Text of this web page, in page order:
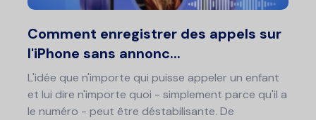
Comment enregistrer des appels sur
l'iPhone sans annonc...
L'idée que n'importe qui puisse appeler un enfant
et lui dire n'importe quoi - simplement parce qu'il a
le numéro - peut être déstabilisante. De